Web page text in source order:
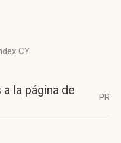
CY
la página de
PR